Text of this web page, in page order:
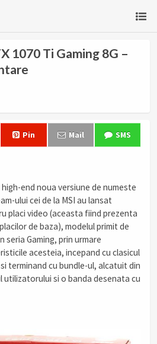
1070 Ti Gaming 8G –
Pin Mail SMS
end noua versiune de numeste
ului cei de la MSI au lansat
placi video (aceasta fiind prezenta
de baza), modelul primit de
Gaming, prin urmare
acesteia, incepand cu clasicul
terminand cu bundle-ul, alcatuit din
utilizatorului si o banda desenata cu